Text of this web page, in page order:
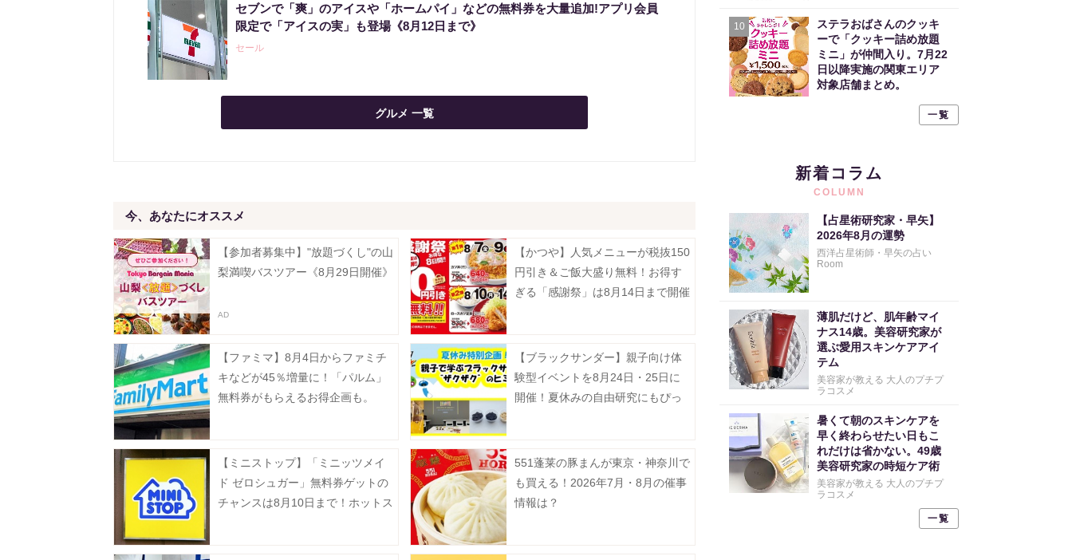
セブンで「爽」のアイスや「ホームパイ」などの無料券を大量追加!アプリ会員
限定で「アイスの実」も登場《8月12日まで》
セール
グルメ 一覧
今、あなたにオススメ
【参加者募集中】"放題づくし"の山
梨満喫バスツアー《8月29日開催》
【かつや】人気メニューが税抜150
円引き＆ご飯大盛り無料！お得す
ぎる「感謝祭」は8月14日まで開催
【ファミマ】8月4日からファミチ
キなどが45％増量に！「パルム」
無料券がもらえるお得企画も。
【ブラックサンダー】親子向け体
験型イベントを8月24日・25日に
開催！夏休みの自由研究にもぴっ
【ミニストップ】「ミニッツメイ
ド ゼロシュガー」無料券ゲットの
チャンスは8月10日まで！ホットス
551蓬莱の豚まんが東京・神奈川で
も買える！2026年7月・8月の催事
情報は？
10
ステラおばさんのクッキ
ーで「クッキー詰め放題
ミニ」が仲間入り。7月22
日以降実施の関東エリア
対象店舗まとめ。
一覧
新着コラム
COLUMN
【占星術研究家・早矢】
2026年8月の運勢
西洋占星術師・早矢の占い
Room
薄肌だけど、肌年齢マイ
ナス14歳。美容研究家が
選ぶ愛用スキンケアアイ
テム
美容家が教える 大人のプチプ
ラコスメ
暑くて朝のスキンケアを
早く終わらせたい日もこ
れだけは省かない。49歳
美容研究家の時短ケア術
美容家が教える 大人のプチプ
ラコスメ
一覧